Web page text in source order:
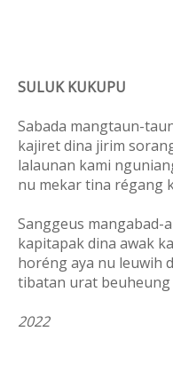
SULUK KUKUPU
Sabada mangtaun-
kajiret dina jirim
lalaunan kami
nu mekar tina régang
Sanggeus mangabad-
kapitapak dina awak
horéng aya nu leuwih
tibatan urat beuheung
2022